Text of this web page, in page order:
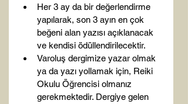
Her 3 ay da bir değerlendirme
yapılarak, son 3 ayın en çok
beğeni alan yazısı açıklanacak
ve kendisi ödüllendirilecektir.
Varoluş dergimize yazar olmak
ya da yazı yollamak için, Reiki
Okulu Öğrencisi olmanız
gerekmektedir. Dergiye gelen